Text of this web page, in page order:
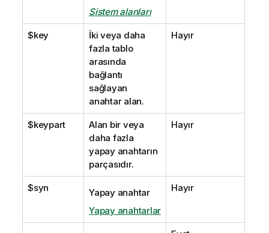
Sistem alanları
$key
İki veya daha
fazla tablo
arasında
bağlantı
sağlayan
anahtar alan.
Hayır
$keypart
Alan bir veya
daha fazla
yapay anahtarın
parçasıdır.
Hayır
$syn
Yapay anahtar
Yapay anahtarlar
Hayır